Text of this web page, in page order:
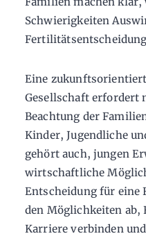
Schwierigkeiten
Eine
Gesellschaft erfordert
Beachtung der
Kinder, Jugendliche
gehört auch, jungen
wirtschaftliche
Entscheidung für eine
den Möglichkeiten ab,
Karriere verbinden